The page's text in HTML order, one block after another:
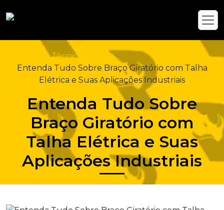
Blog Técnico
Entenda Tudo Sobre Braço Giratório com Talha
Elétrica e Suas Aplicações Industriais
Entenda Tudo Sobre
Braço Giratório com
Talha Elétrica e Suas
Aplicações Industriais